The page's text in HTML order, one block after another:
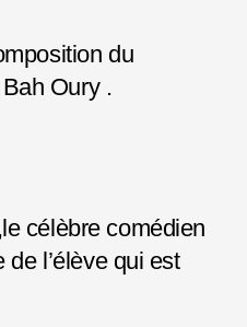
du
Oury .
célèbre comédien
l’élève qui est